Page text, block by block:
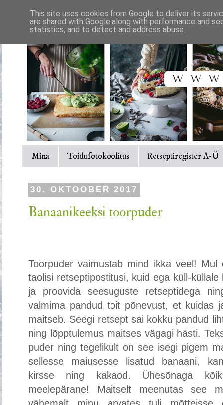
Mina Toidufotokoolitus Retseptiregister A-Ü
30. OKTOOBER 2017
Banaanikeeksi toorpuder
Toorpuder vaimustab mind ikka veel!
taolisi retseptipostitusi, kuid ega küll-
ja proovida seesuguste retseptidega
valmima pandud toit põnevust, et kuidas
maitseb. Seegi retsept sai kokku pandud
ning lõpptulemus maitses vägagi hästi.
puder ning tegelikult on see isegi pigem
sellesse maiusesse lisatud banaani,
kirsse ning kakaod. Ühesõnaga
meelepärane! Maitselt meenutas see
This site uses cookies from Google to deliver its
are shared with Google along with performance and
statistics, and to detect and address abuse.